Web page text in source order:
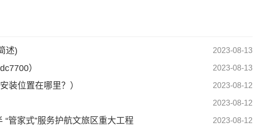
述) 2023-08-13
） 2023-08-13
装位置在哪里？） 2023-08-12
2023-08-12
管家式”服务护航文旅区重大工程 2023-08-12